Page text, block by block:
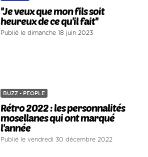
''Je veux que mon fils soit
heureux de ce qu'il fait''
Publié le dimanche 18 juin 2023
BUZZ - PEOPLE
Rétro 2022 : les personnalités
mosellanes qui ont marqué
l'année
Publié le vendredi 30 décembre 2022